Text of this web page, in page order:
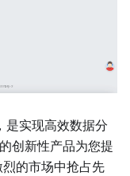
是实现高效数据分
创新性产品为您提
的市场中抢占先